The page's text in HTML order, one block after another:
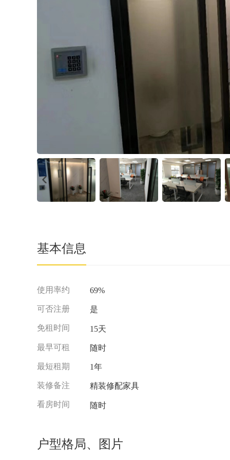
基本信息
使用率约 69%
可否注册 是
免租时间 15天
最早可租 随时
最短租期 1年
装修备注 精装修配家具
看房时间 随时
户型格局、图片